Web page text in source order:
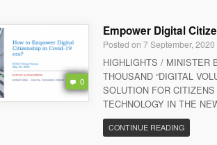
0
Empower Digital
Posted on 7 September, 2020
HIGHLIGHTS / MINISTER
THOUSAND “DIGITAL
SOLUTION FOR
TECHNOLOGY IN THE
CONTINUE READING